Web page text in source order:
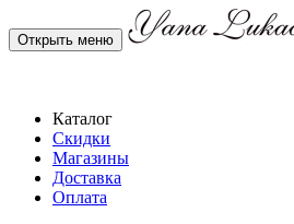
Открыть меню
Каталог
Скидки
Магазины
Доставка
Оплата